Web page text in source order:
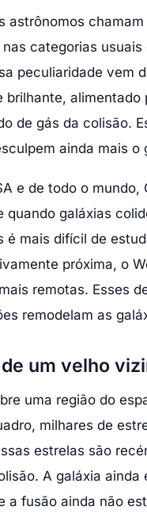
astrônomos
categorias
peculiaridade vem
brilhante,
de gás da colisão.
ainda mais o
e de todo o mundo,
quando galáxias
é mais difícil de
próxima, o
remotas. Esses
remodelam as
um velho
uma região do
milhares de
estrelas são
A galáxia
a fusão ainda não